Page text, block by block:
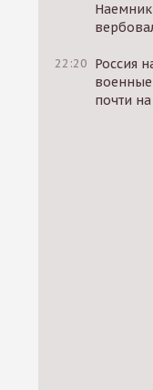
22:20 Россия
почти на